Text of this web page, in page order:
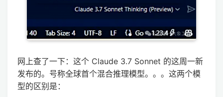
网上查了一下：这个 Claude 3.7 Sonnet 的这周一新
发布的。号称全球首个混合推理模型。。。这两个模
型的区别是：